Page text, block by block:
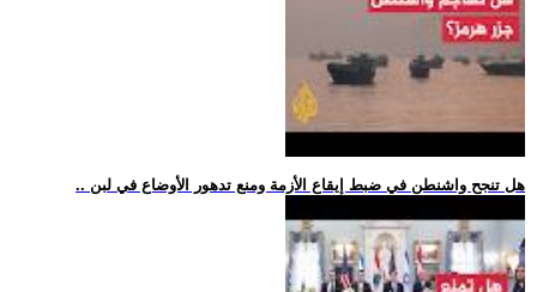
.. هل تنجح واشنطن في ضبط إيقاع الأزمة ومنع تدهور الأوضاع في لبن